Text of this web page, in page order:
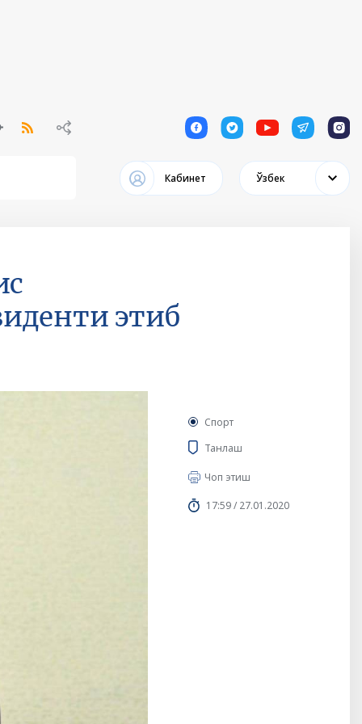
1 1 1 1 1
Кабинет Ўзбек
этиб
Спорт
Танлаш
Чоп этиш
17:59 / 27.01.2020